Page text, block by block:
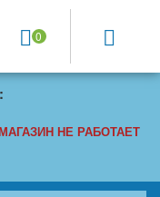
0
НЕ РАБОТАЕТ